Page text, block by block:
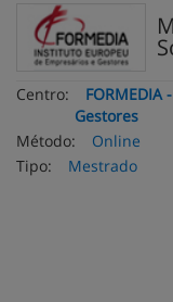
Centro:
Gestores
Método:
Online
Tipo:
Mestrado